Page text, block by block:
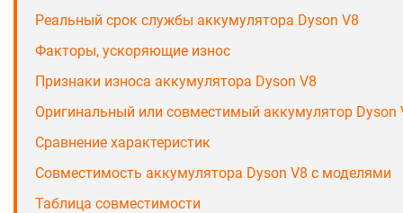
Реальный срок службы аккумулятора Dyson V8
Факторы, ускоряющие износ
Признаки износа аккумулятора Dyson V8
Оригинальный или совместимый аккумулятор Dyson
Сравнение характеристик
Совместимость аккумулятора Dyson V8 с моделями
Таблица совместимости